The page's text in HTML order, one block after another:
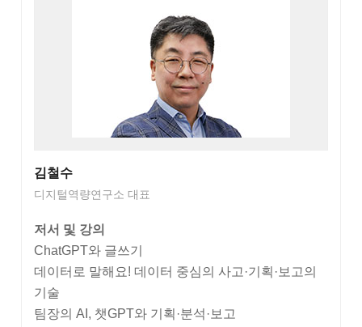
김철수
디지털역량연구소 대표
저서 및 강의
ChatGPT와 글쓰기
데이터로 말해요! 데이터 중심의 사고·기획·보고의
기술
팀장의 AI, 챗GPT와 기획·분석·보고